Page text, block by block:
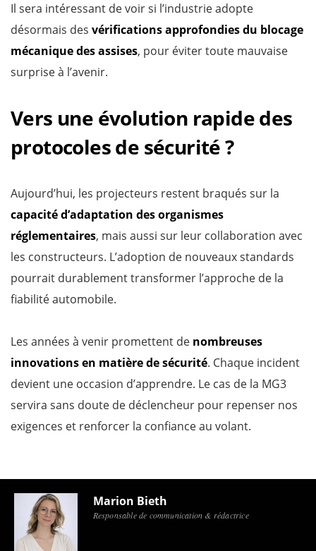
Il sera intéressant de voir si l’industrie adopte
désormais des vérifications approfondies du blocage
mécanique des assises, pour éviter toute mauvaise
surprise à l’avenir.
Vers une évolution rapide des
protocoles de sécurité ?
Aujourd’hui, les projecteurs restent braqués sur la
capacité d’adaptation des organismes
réglementaires, mais aussi sur leur collaboration avec
les constructeurs. L’adoption de nouveaux standards
pourrait durablement transformer l’approche de la
fiabilité automobile.
Les années à venir promettent de nombreuses
innovations en matière de sécurité. Chaque incident
devient une occasion d’apprendre. Le cas de la MG3
servira sans doute de déclencheur pour repenser nos
exigences et renforcer la confiance au volant.
Marion Bieth
Responsable de communication & rédactrice